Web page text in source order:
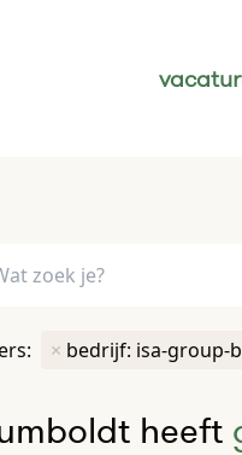
× bedrijf: isa-group-
heeft